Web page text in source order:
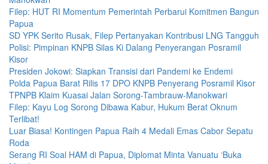
Filep: HUT RI Momentum Pemerintah Perbarui Komitmen Bangun
Papua
SD YPK Serito Rusak, Filep Pertanyakan Kontribusi LNG Tangguh
Polisi: Pimpinan KNPB Silas Ki Dalang Penyerangan Posramil
Kisor
Presiden Jokowi: Siapkan Transisi dari Pandemi ke Endemi
Polda Papua Barat Rilis 17 DPO KNPB Penyerang Posramil Kisor
TPNPB Klaim Kuasai Jalan Sorong-Tambrauw-Manokwari
Filep: Kayu Log Sorong Dibawa Kabur, Hukum Berat Oknum
Terlibat!
Luar Biasa! Kontingen Papua Raih 4 Medali Emas Cabor Sepatu
Roda
Serang RI Soal HAM di Papua, Diplomat Minta Vanuatu ‘Buka